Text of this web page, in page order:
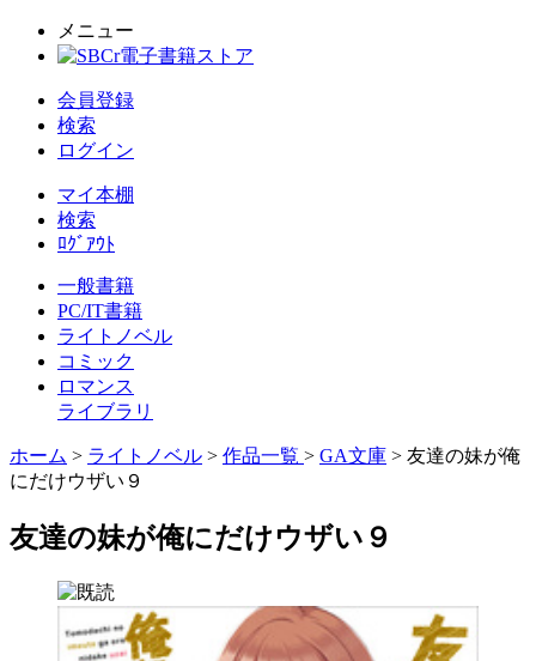
メニュー
会員登録
検索
ログイン
マイ本棚
検索
ﾛｸﾞｱｳﾄ
一般書籍
PC/IT書籍
ライトノベル
コミック
ロマンス
ライブラリ
ホーム > ライトノベル > 作品一覧 > GA文庫 > 友達の妹が俺
にだけウザい９
友達の妹が俺にだけウザい９